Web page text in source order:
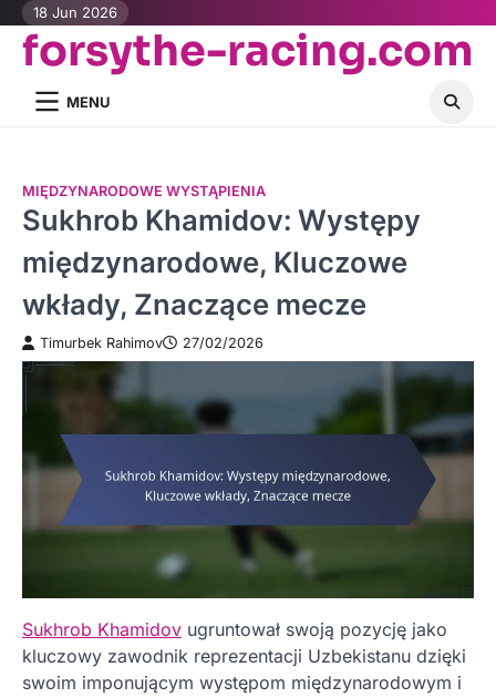
Skip
content
18 Jun 2026
forsythe-racing.com
MENU
MIĘDZYNARODOWE WYSTĄPIENIA
Sukhrob Khamidov: Występy
międzynarodowe, Kluczowe
wkłady, Znaczące mecze
Timurbek Rahimov 27/02/2026
Sukhrob Khamidov ugruntował swoją pozycję jako
kluczowy zawodnik reprezentacji Uzbekistanu dzięki
swoim imponującym występom międzynarodowym i